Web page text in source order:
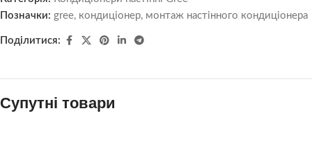
Позначки: gree, кондиціонер, монтаж настінного кондиціонера
Поділитися:
Супутні товари